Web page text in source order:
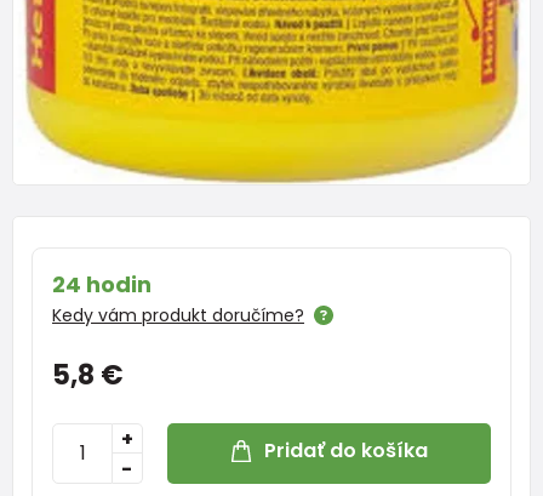
24 hodin
Kedy vám produkt doručíme?
5,8 €
-
+ Pridať do košíka